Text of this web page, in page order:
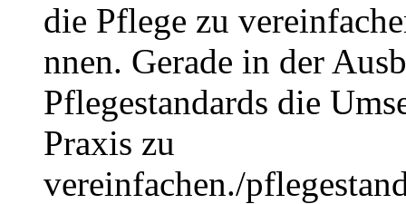
die Pflege zu
nnen. Gerade in der
Pflegestandards die
Praxis zu
vereinfachen./